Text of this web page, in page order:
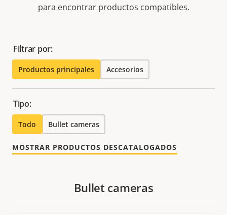
para encontrar productos compatibles.
Filtrar por:
Productos principales Accesorios
Tipo:
Todo Bullet cameras
MOSTRAR PRODUCTOS DESCATALOGADOS
Bullet cameras